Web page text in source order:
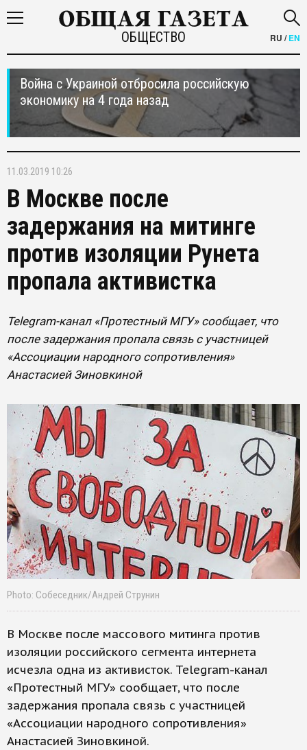
ОБЩЕСТВО RU /EN
Война с Украиной отбросила российскую
экономику на 4 года назад
11.03.2019 10:26
В Москве после
задержания на митинге
против изоляции Рунета
пропала активистка
Telegram-канал «Протестный МГУ» сообщает, что
после задержания пропала связь с участницей
«Ассоциации народного сопротивления»
Анастасией Зиновкиной
Photo: Собеседник/Андрей Струнин
В Москве после массового митинга против
изоляции российского сегмента интернета
исчезла одна из активисток. Telegram-канал
«Протестный МГУ» сообщает, что после
задержания пропала связь с участницей
«Ассоциации народного сопротивления»
Анастасией Зиновкиной.